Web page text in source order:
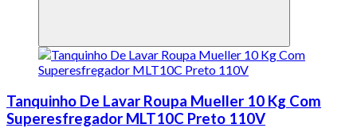
Tanquinho De Lavar Roupa Mueller 10 Kg Com
Superesfregador MLT10C Preto 110V